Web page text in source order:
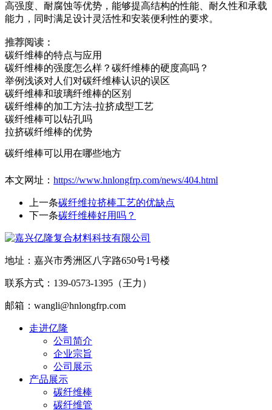
高强度、耐腐蚀等优势，能够提高结构的性能、耐久性和承载
能力，同时满足设计灵活性和安装便利性的要求。
推荐阅读：
碳纤维棒的特点与应用
碳纤维棒的强度怎么样？碳纤维棒的硬度高吗？
举例浅谈对人们对碳纤维棒认识的误区
碳纤维棒和玻璃纤维棒的区别
碳纤维棒的加工方法-拉挤成型工艺
碳纤维棒可以钻孔吗
拉挤碳纤维棒的优势
碳纤维棒可以用在哪些地方
本文网址： https://www.hnlongfrp.com/news/404.html
上一条碳纤维拉挤棒工艺的优缺点
下一条碳纤维棒好用吗？
地址：嘉兴市秀洲区八字路650号1号楼
联系方式：139-0573-1395（王力）
邮箱：wangli@hnlongfrp.com
走进亿隆
公司简介
企业宗旨
公司展示
产品展示
碳纤维棒
碳纤维管